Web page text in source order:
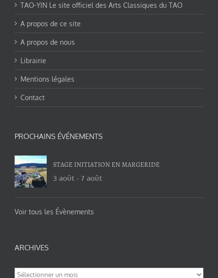
TAO-YIN Le site officiel des Arts Classiques du TAO
A propos de ce site
A propos de nous
Librairie
Mentions légales
Contact
PROCHAINS ÉVÉNEMENTS
STAGE INITIATION EN MARGERIDE
3 août - 7 août
Voir tous les Évènements
ARCHIVES
Archives